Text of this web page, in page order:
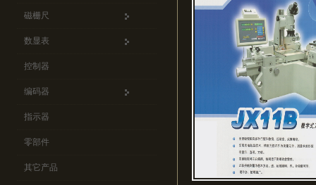
磁栅尺
数显表
控制器
编码器
指示器
零部件
其它产品